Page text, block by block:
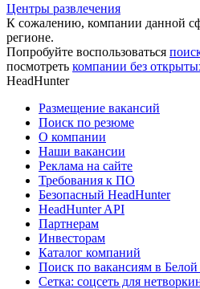
Центры развлечения
К сожалению, компании данной
регионе.
Попробуйте воспользоваться
посмотреть компании без
HeadHunter
Размещение вакансий
Поиск по резюме
О компании
Наши вакансии
Реклама на сайте
Требования к ПО
Безопасный HeadHunter
HeadHunter API
Партнерам
Инвесторам
Каталог компаний
Поиск по вакансиям в
Сетка: соцсеть для